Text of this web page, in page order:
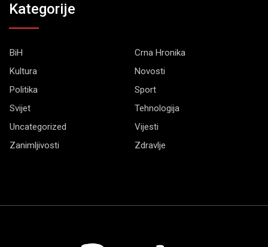
Kategorije
BiH
Crna Hronika
Kultura
Novosti
Politika
Sport
Svijet
Tehnologija
Uncategorized
Vijesti
Zanimljivosti
Zdravlje